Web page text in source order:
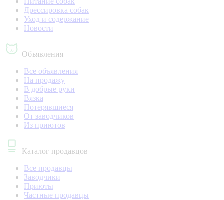
Дрессировка собак
Уход и содержание
Новости
Объявления
Все объявления
На продажу
В добрые руки
Вязка
Потерявшиеся
От заводчиков
Из приютов
Каталог продавцов
Все продавцы
Заводчики
Приюты
Частные продавцы